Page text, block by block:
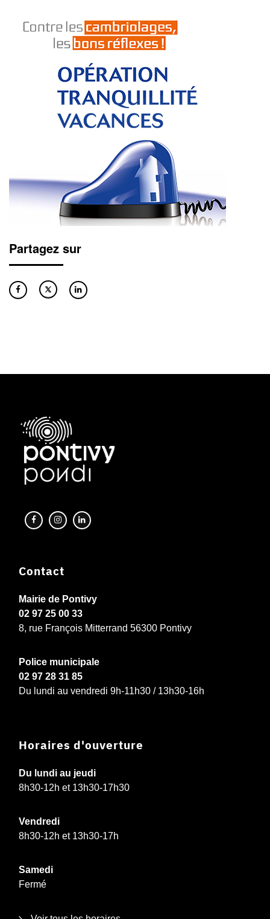
Partagez sur
Contact
Mairie de Pontivy
02 97 25 00 33
8, rue François Mitterrand 56300 Pontivy
Police municipale
02 97 28 31 85
Du lundi au vendredi 9h-11h30 / 13h30-16h
Horaires d'ouverture
Du lundi au jeudi
8h30-12h et 13h30-17h30
Vendredi
8h30-12h et 13h30-17h
Samedi
Fermé